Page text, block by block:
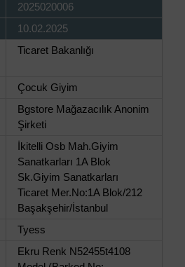
2025020006
10.02.2025
Ticaret Bakanlığı
Çocuk Giyim
Bgstore Mağazacılık Anonim
Şirketi
İkitelli Osb Mah.Giyim
Sanatkarları 1A Blok
Sk.Giyim Sanatkarları
Ticaret Mer.No:1A Blok/212
Başakşehir/İstanbul
Tyess
Ekru Renk N52455t4108